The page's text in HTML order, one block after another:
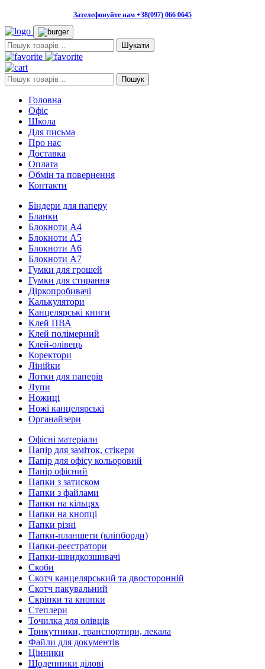
Зателефонуйте нам +38(097) 066 0645
Пошук:
Пошук: Пошук
Головна
Офіс
Школа
Для письма
Про нас
Доставка
Оплата
Обмін та повернення
Контакти
Біндери для паперу
Бланки
Блокноти А4
Блокноти А5
Блокноти А6
Блокноти А7
Гумки для грошей
Гумки для стирання
Діркопробивачі
Калькулятори
Канцелярські книги
Клей ПВА
Клей полімерний
Клей-олівець
Коректори
Лінійки
Лотки для паперів
Лупи
Ножиці
Ножі канцелярські
Органайзери
Офісні матеріали
Папір для заміток, стікери
Папір для офісу кольоровий
Папір офісний
Папки з затиском
Папки з файлами
Папки на кільцях
Папки на кнопці
Папки різні
Папки-планшети (кліпборди)
Папки-реєстратори
Папки-швидкозшивачі
Скоби
Скотч канцелярський та двосторонній
Скотч пакувальний
Скріпки та кнопки
Степлери
Точилка для олівців
Трикутники, транспортири, лекала
Файли для документів
Цінники
Щоденники ділові